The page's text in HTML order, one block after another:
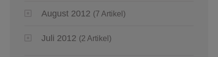
August 2012 (7 Artikel)
Juli 2012 (2 Artikel)